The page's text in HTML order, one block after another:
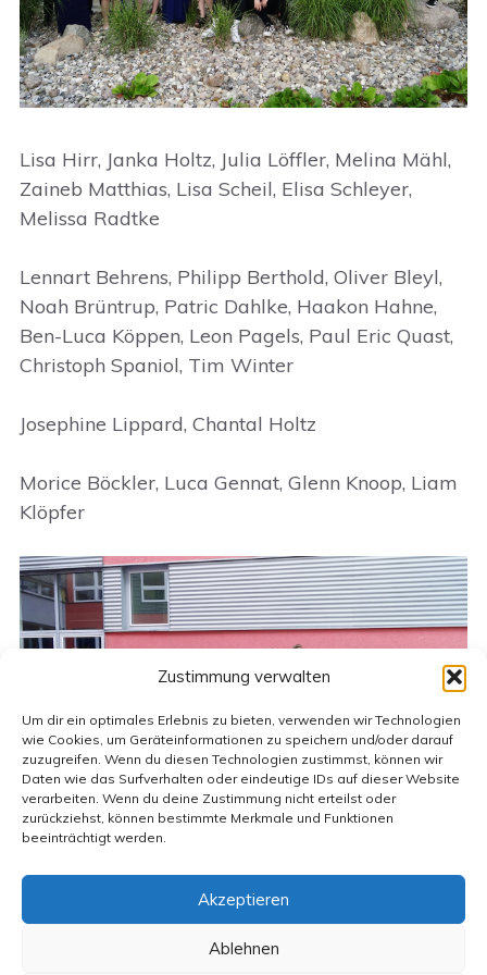
Zustimmung verwalten
Um dir ein optimales Erlebnis zu bieten, verwenden wir Technologien
wie Cookies, um Geräteinformationen zu speichern und/oder darauf
zuzugreifen. Wenn du diesen Technologien zustimmst, können wir
Daten wie das Surfverhalten oder eindeutige IDs auf dieser Website
verarbeiten. Wenn du deine Zustimmung nicht erteilst oder
zurückziehst, können bestimmte Merkmale und Funktionen
beeinträchtigt werden.
Akzeptieren
Ablehnen
Lisa Hirr, Janka Holtz, Julia Löffler, Melina Mähl,
Zaineb Matthias, Lisa Scheil, Elisa Schleyer,
Melissa Radtke
Lennart Behrens, Philipp Berthold, Oliver Bleyl,
Noah Brüntrup, Patric Dahlke, Haakon Hahne,
Ben-Luca Köppen, Leon Pagels, Paul Eric Quast,
Christoph Spaniol, Tim Winter
Josephine Lippard, Chantal Holtz
Morice Böckler, Luca Gennat, Glenn Knoop, Liam
Klöpfer
Anmelden